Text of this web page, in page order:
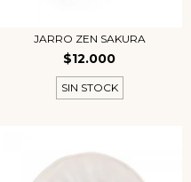
JARRO ZEN SAKURA
$12.000
SIN STOCK